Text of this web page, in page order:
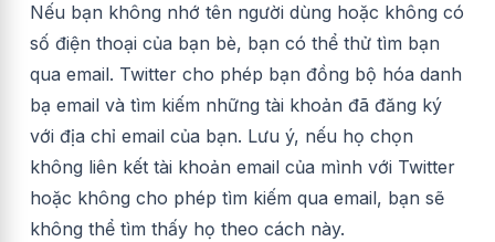
Nếu bạn không nhớ tên người dùng hoặc không có
số điện thoại của bạn bè, bạn có thể thử tìm bạn
qua email. Twitter cho phép bạn đồng bộ hóa danh
bạ email và tìm kiếm những tài khoản đã đăng ký
với địa chỉ email của bạn. Lưu ý, nếu họ chọn
không liên kết tài khoản email của mình với Twitter
hoặc không cho phép tìm kiếm qua email, bạn sẽ
không thể tìm thấy họ theo cách này.